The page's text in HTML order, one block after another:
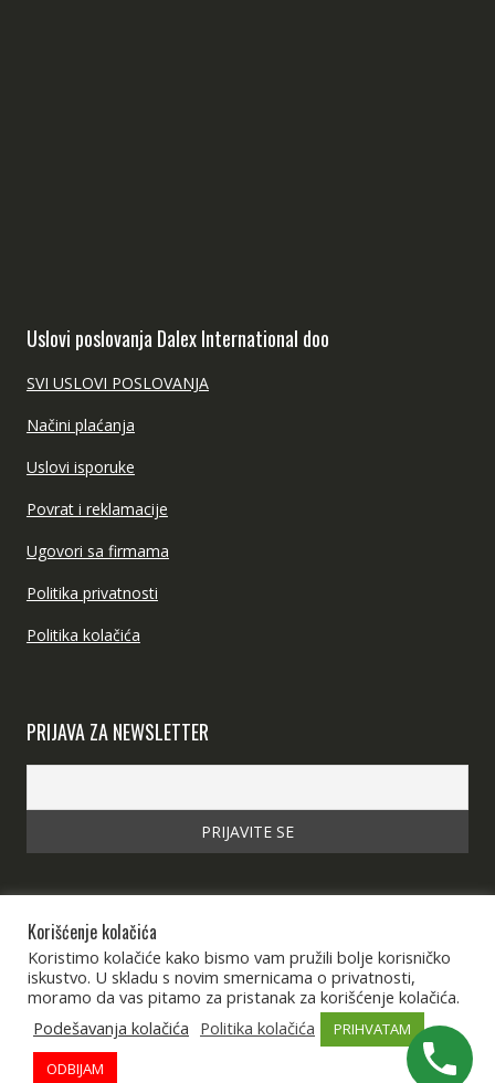
Uslovi poslovanja Dalex International doo
SVI USLOVI POSLOVANJA
Načini plaćanja
Uslovi isporuke
Povrat i reklamacije
Ugovori sa firmama
Politika privatnosti
Politika kolačića
PRIJAVA ZA NEWSLETTER
Korišćenje kolačića
Koristimo kolačiće kako bismo vam pružili bolje korisničko
iskustvo. U skladu s novim smernicama o privatnosti,
moramo da vas pitamo za pristanak za korišćenje kolačića.
Podešavanja kolačića Politika kolačića
PRIHVATAM
ODBIJAM